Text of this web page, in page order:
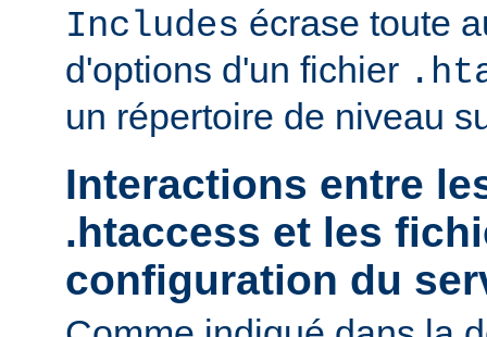
Includes écrase toute
d'options d'un fichier
un répertoire de niveau
Interactions entre
.htaccess et les
configuration du